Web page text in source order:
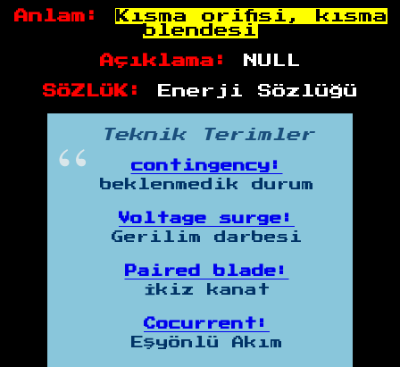
Anlam:
Kısma orifisi, kısma
blendesi
Açıklama: NULL
SÖZLÜK: Enerji Sözlüğü
Teknik Terimler
contingency:
beklenmedik durum
Voltage surge:
Gerilim darbesi
Paired blade:
İkiz kanat
Cocurrent:
Eşyönlü Akım